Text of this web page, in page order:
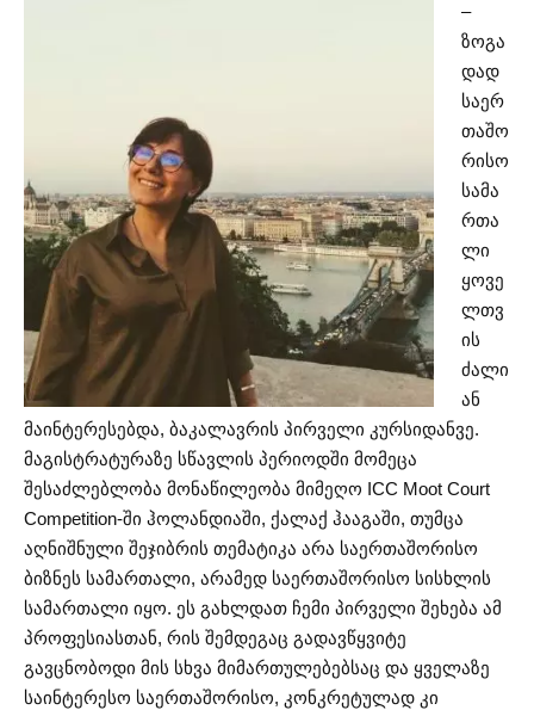
–
ზოგა
დად
საერ
თაშო
რისო
სამა
რთა
ლი
ყოვე
ლთვ
ის
ძალი
ან
მაინტერესებდა, ბაკალავრის პირველი კურსიდანვე.
მაგისტრატურაზე სწავლის პერიოდში მომეცა
შესაძლებლობა მონაწილეობა მიმეღო ICC Moot Court
Competition-ში ჰოლანდიაში, ქალაქ ჰააგაში, თუმცა
აღნიშნული შეჯიბრის თემატიკა არა საერთაშორისო
ბიზნეს სამართალი, არამედ საერთაშორისო სისხლის
სამართალი იყო. ეს გახლდათ ჩემი პირველი შეხება ამ
პროფესიასთან, რის შემდეგაც გადავწყვიტე
გავცნობოდი მის სხვა მიმართულებებსაც და ყველაზე
საინტერესო საერთაშორისო, კონკრეტულად კი